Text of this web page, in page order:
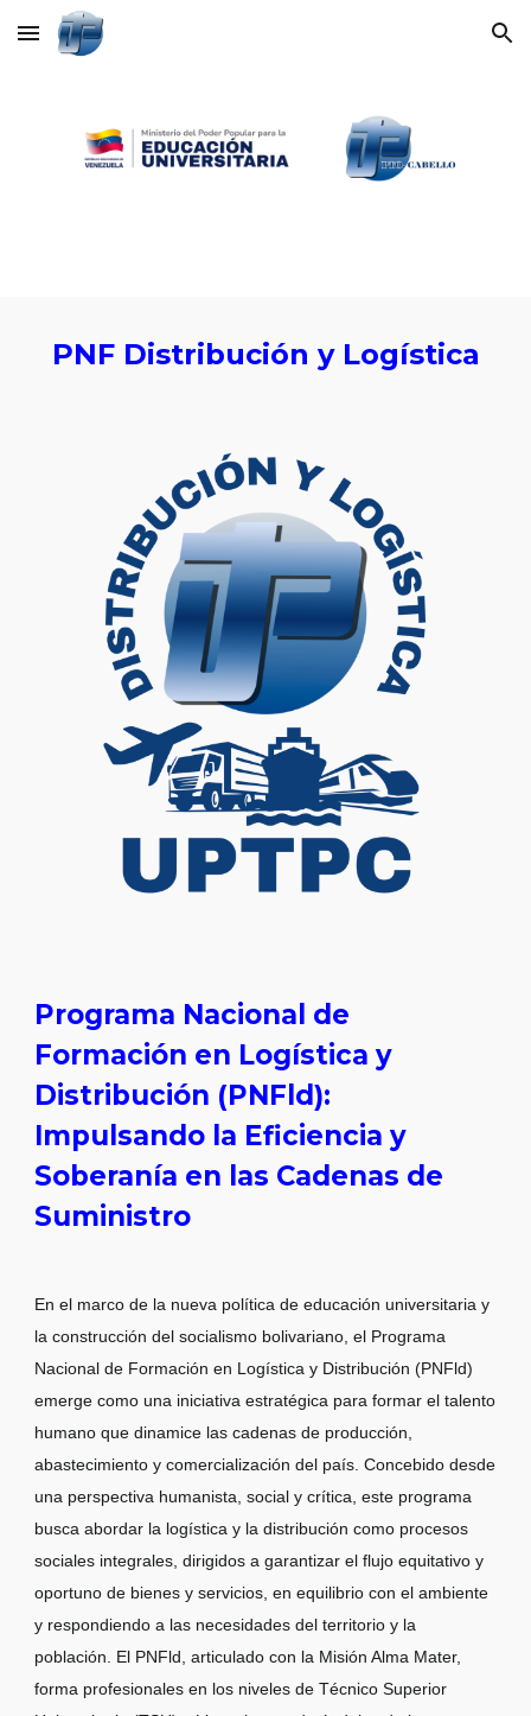
Skip to main content Skip to navigation
PNF Distribución y Logística
Programa Nacional de
Formación en Logística y
Distribución (PNFld):
Impulsando la Eficiencia y
Soberanía en las Cadenas de
Suministro
En el marco de la nueva política de educación universitaria y
la construcción del socialismo bolivariano, el Programa
Nacional de Formación en Logística y Distribución (PNFld)
emerge como una iniciativa estratégica para formar el talento
humano que dinamice las cadenas de producción,
abastecimiento y comercialización del país. Concebido desde
una perspectiva humanista, social y crítica, este programa
busca abordar la logística y la distribución como procesos
sociales integrales, dirigidos a garantizar el flujo equitativo y
oportuno de bienes y servicios, en equilibrio con el ambiente
y respondiendo a las necesidades del territorio y la
población. El PNFld, articulado con la Misión Alma Mater,
forma profesionales en los niveles de Técnico Superior